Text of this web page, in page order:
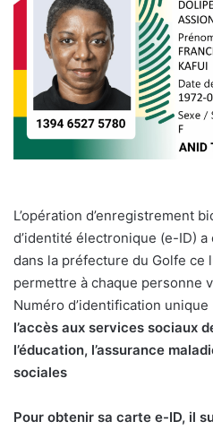
L’opération d’enregistrement
d’identité électronique (e-ID)
dans la préfecture du Golfe ce
permettre à chaque personne
Numéro d’identification unique
l’accès aux services sociaux
l’éducation, l’assurance
sociales
Pour obtenir sa carte e-ID, il